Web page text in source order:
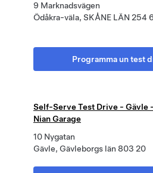
9 Marknadsvägen
Ödåkra-väla, SKÅNE LÄN 254
Programma un test
Self-Serve Test Drive - Gävle
Nian Garage
10 Nygatan
Gävle, Gävleborgs län 803 20